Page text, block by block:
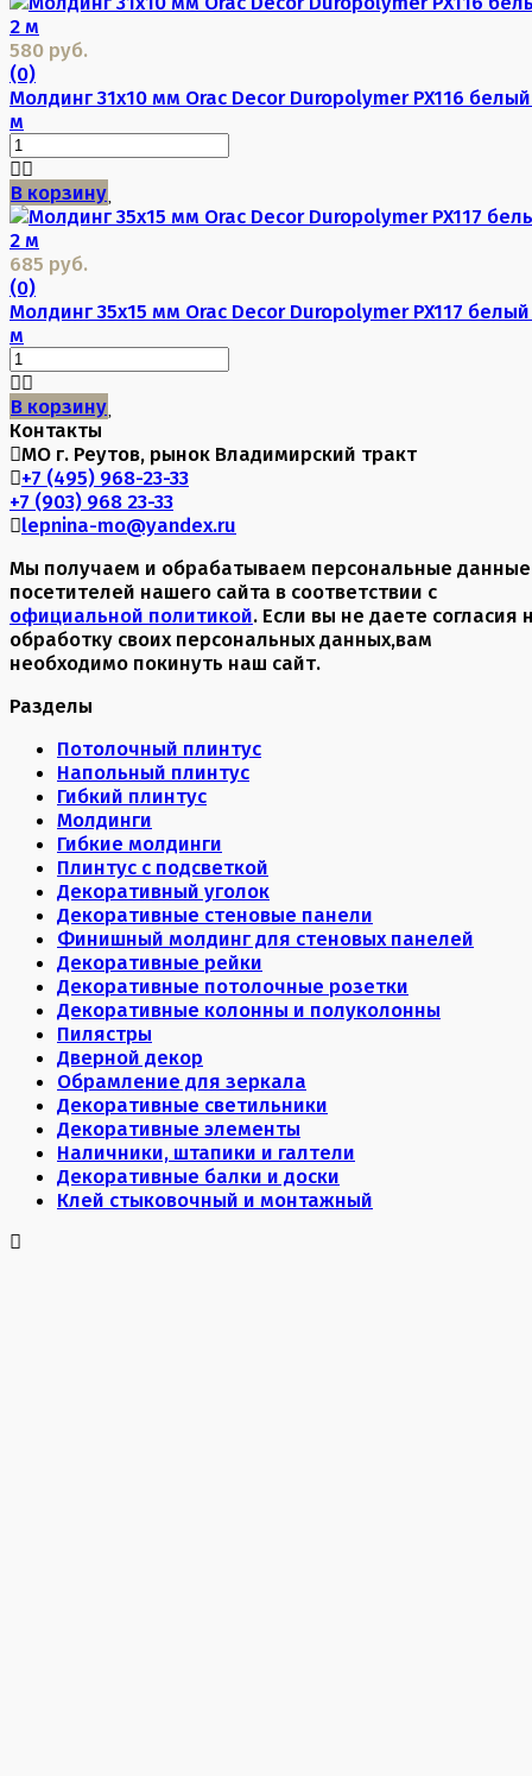
580 руб.
(0)
Молдинг 31х10 мм Orac Decor Duropolymer PX116
м
В корзину
685 руб.
(0)
Молдинг 35х15 мм Orac Decor Duropolymer PX117
м
В корзину
Контакты
МО г. Реутов, рынок Владимирский тракт
+7 (495) 968-23-33
+7 (903) 968 23-33
lepnina-mo@yandex.ru
Мы получаем и обрабатываем персональные данные
посетителей нашего сайта в соответствии с
официальной политикой. Если вы не даете согласия
обработку своих персональных данных,вам
необходимо покинуть наш сайт.
Разделы
Потолочный плинтус
Напольный плинтус
Гибкий плинтус
Молдинги
Гибкие молдинги
Плинтус с подсветкой
Декоративный уголок
Декоративные стеновые панели
Финишный молдинг для стеновых панелей
Декоративные рейки
Декоративные потолочные розетки
Декоративные колонны и полуколонны
Пилястры
Дверной декор
Обрамление для зеркала
Декоративные светильники
Декоративные элементы
Наличники, штапики и галтели
Декоративные балки и доски
Клей стыковочный и монтажный